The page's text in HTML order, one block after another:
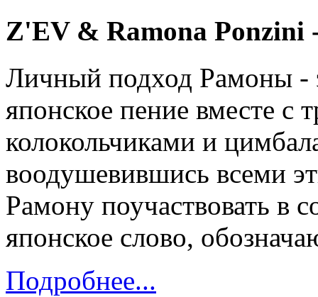
Z'EV & Ramona Ponzini
Личный подход Рамоны -
японское пение вместе с
колокольчиками и
воодушевившись всеми
Рамону поучаствовать в
японское слово,
Подробнее...